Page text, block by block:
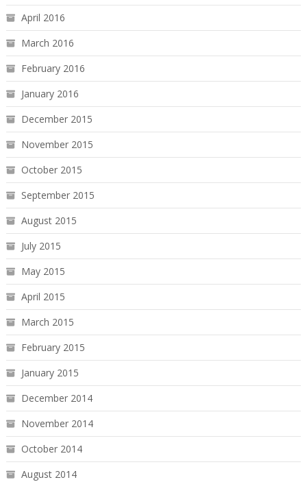
April 2016
March 2016
February 2016
January 2016
December 2015
November 2015
October 2015
September 2015
August 2015
July 2015
May 2015
April 2015
March 2015
February 2015
January 2015
December 2014
November 2014
October 2014
August 2014